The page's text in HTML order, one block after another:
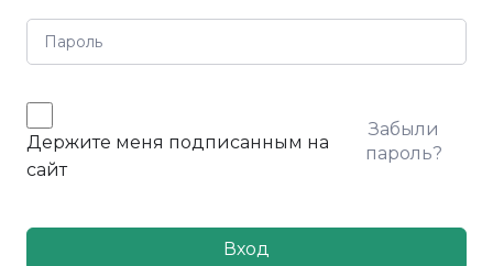
Держите меня подписанным на
сайт
Забыли
пароль?
Вход